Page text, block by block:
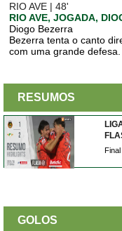
RIO AVE | 48'
RIO AVE, JOGADA,
Diogo Bezerra
Bezerra tenta o canto
com uma grande defesa.
RESUMOS
GOLOS